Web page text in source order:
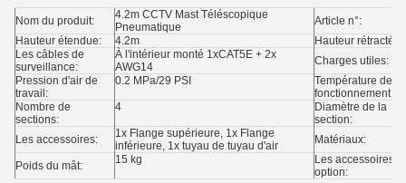
Nom du produit:
4.2m CCTV Mast Téléscopique
Pneumatique
Article n°:
Hauteur étendue:
4.2m
Hauteur rétractée:
Les câbles de
surveillance:
À l'intérieur monté 1xCAT5E + 2x
AWG14
Charges utiles:
Pression d'air de
travail:
0.2 MPa/29 PSI
Température de
fonctionnement:
Nombre de
sections:
4
Diamètre de la
section:
Les accessoires:
1x Flange supérieure, 1x Flange
inférieure, 1x tuyau de tuyau d'air
Matériaux:
Poids du mât: 15 kg
Les accessoires
option: